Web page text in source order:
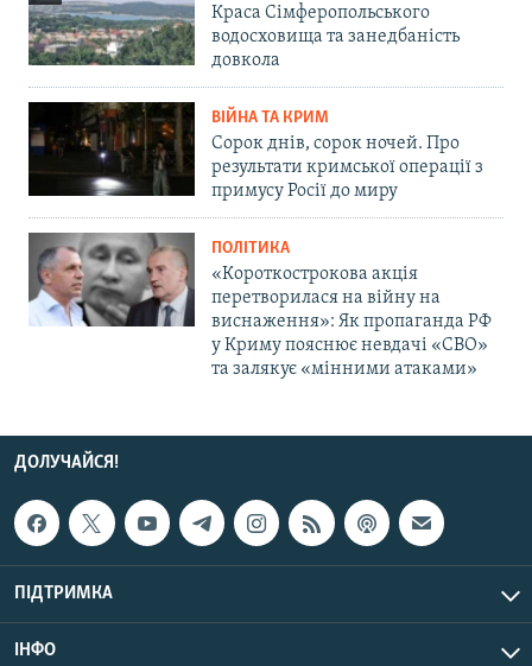
Краса Сімферопольського
водосховища та занедбаність
довкола
ВІЙНА ТА КРИМ
Сорок днів, сорок ночей. Про
результати кримської операції з
примусу Росії до миру
ПОЛІТИКА
«Короткострокова акція
перетворилася на війну на
виснаження»: Як пропаганда РФ
у Криму пояснює невдачі «СВО»
та залякує «мінними атаками»
ДОЛУЧАЙСЯ!
ПІДТРИМКА
ІНФО